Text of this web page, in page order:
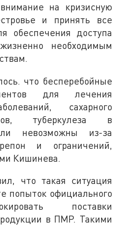
на кризисную
и принять все
обеспечения доступа
необходимым
что бесперебойные
для лечения
сахарного
туберкулеза в
невозможны из-за
и ограничений,
Кишинева.
что такая ситуация
попыток официального
поставки
в ПМР. Такими